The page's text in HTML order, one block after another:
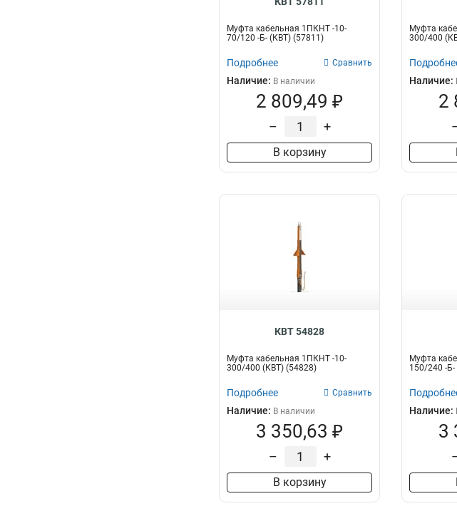
Муфта кабельная 1ПКНТ -10-
70/120 -Б- (КВТ) (57811)
Подробнее Сравнить
Наличие: В наличии
2 809,49 ₽
– +
В корзину
Муфта
300/400
Наличие:
2
КВТ 54828
Муфта кабельная 1ПКНТ -10-
300/400 (КВТ) (54828)
Подробнее Сравнить
Наличие: В наличии
3 350,63 ₽
– +
В корзину
Муфта
150/240 -
Наличие:
3